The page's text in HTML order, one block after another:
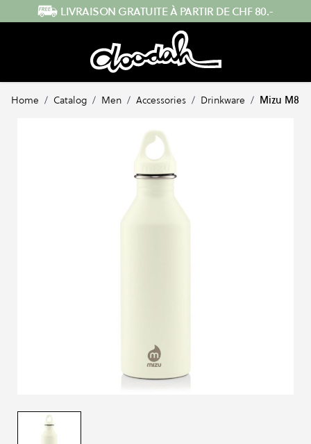
Skip to Content ENVOI RAPIDE DEPUIS LA SUISSE
Home / Catalog / Men / Accessories / Drinkware / Mizu M8